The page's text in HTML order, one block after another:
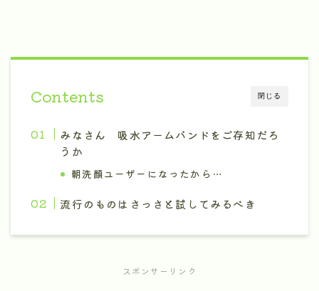
閉じる
Contents
みなさん 吸水アームバンドをご存知だろ
うか
朝洗顔ユーザーになったから…
流行のものはさっさと試してみるべき
スポンサーリンク